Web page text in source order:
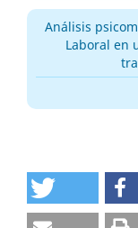
Análisis
Laboral en